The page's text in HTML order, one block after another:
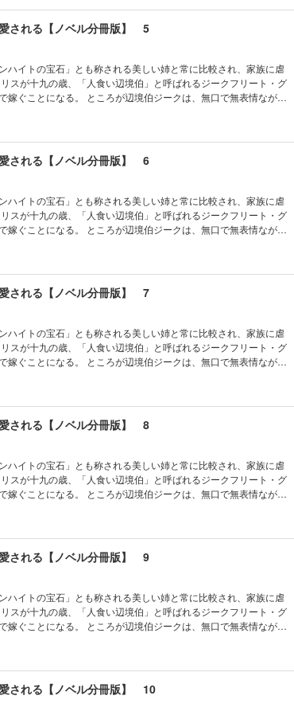
スの生家には重大な秘密があり、さらに、ジークと婚姻のいき
嬢が辺境の地で最愛の人と幸せになる王道ラブファンタジー！
、本編内容は同一のものとなります。重複購入にご注意くださ
される【ノベル分冊版】 5
ハイトの宝石」とも称される美しい姉と常に比較され、家族に虐
スが十九の歳、「人食い辺境伯」と呼ばれるジークフリート・グ
嫁ぐことになる。 ところが辺境伯ジークは、無口で無表情ながら
スの生家には重大な秘密があり、さらに、ジークと婚姻のいき
嬢が辺境の地で最愛の人と幸せになる王道ラブファンタジー！
、本編内容は同一のものとなります。重複購入にご注意くださ
される【ノベル分冊版】 6
ハイトの宝石」とも称される美しい姉と常に比較され、家族に虐
スが十九の歳、「人食い辺境伯」と呼ばれるジークフリート・グ
嫁ぐことになる。 ところが辺境伯ジークは、無口で無表情ながら
スの生家には重大な秘密があり、さらに、ジークと婚姻のいき
嬢が辺境の地で最愛の人と幸せになる王道ラブファンタジー！
、本編内容は同一のものとなります。重複購入にご注意くださ
される【ノベル分冊版】 7
ハイトの宝石」とも称される美しい姉と常に比較され、家族に虐
スが十九の歳、「人食い辺境伯」と呼ばれるジークフリート・グ
嫁ぐことになる。 ところが辺境伯ジークは、無口で無表情ながら
スの生家には重大な秘密があり、さらに、ジークと婚姻のいき
嬢が辺境の地で最愛の人と幸せになる王道ラブファンタジー！
、本編内容は同一のものとなります。重複購入にご注意くださ
される【ノベル分冊版】 8
ハイトの宝石」とも称される美しい姉と常に比較され、家族に虐
スが十九の歳、「人食い辺境伯」と呼ばれるジークフリート・グ
嫁ぐことになる。 ところが辺境伯ジークは、無口で無表情ながら
スの生家には重大な秘密があり、さらに、ジークと婚姻のいき
嬢が辺境の地で最愛の人と幸せになる王道ラブファンタジー！
、本編内容は同一のものとなります。重複購入にご注意くださ
される【ノベル分冊版】 9
ハイトの宝石」とも称される美しい姉と常に比較され、家族に虐
スが十九の歳、「人食い辺境伯」と呼ばれるジークフリート・グ
嫁ぐことになる。 ところが辺境伯ジークは、無口で無表情ながら
スの生家には重大な秘密があり、さらに、ジークと婚姻のいき
嬢が辺境の地で最愛の人と幸せになる王道ラブファンタジー！
、本編内容は同一のものとなります。重複購入にご注意くださ
される【ノベル分冊版】 10